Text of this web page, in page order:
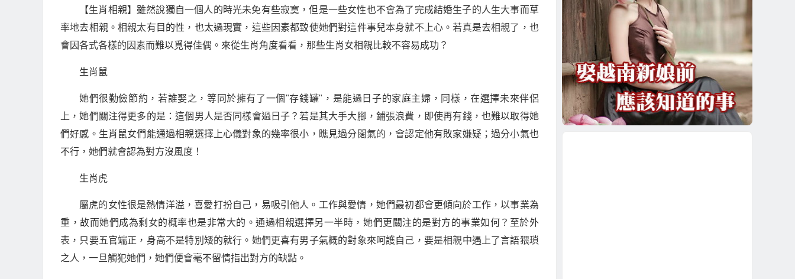
【生肖相親】雖然說獨自一個人的時光未免有些寂寞，但是一些女性也不會為了完成結婚生子的人生大事而草
率地去相親。相親太有目的性，也太過現實，這些因素都致使她們對這件事兒本身就不上心。若真是去相親了，也
會因各式各樣的因素而難以覓得佳偶。來從生肖角度看看，那些生肖女相親比較不容易成功？
生肖鼠
她們很勤儉節約，若誰娶之，等同於擁有了一個"存錢罐"，是能過日子的家庭主婦，同樣，在選擇未來伴侶
上，她們關注得更多的是：這個男人是否同樣會過日子？若是其大手大腳，鋪張浪費，即使再有錢，也難以取得她
們好感。生肖鼠女們能通過相親選擇上心儀對象的幾率很小，瞧見過分闊氣的，會認定他有敗家嫌疑；過分小氣也
不行，她們就會認為對方沒風度！
生肖虎
屬虎的女性很是熱情洋溢，喜愛打扮自己，易吸引他人。工作與愛情，她們最初都會更傾向於工作，以事業為
重，故而她們成為剩女的概率也是非常大的。通過相親選擇另一半時，她們更關注的是對方的事業如何？至於外
表，只要五官端正，身高不是特別矮的就行。她們更喜有男子氣概的對象來呵護自己，要是相親中遇上了言語猥瑣
之人，一旦觸犯她們，她們便會毫不留情指出對方的缺點。